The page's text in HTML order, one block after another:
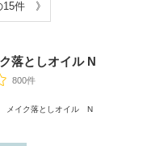
15件 》
落としオイル N
800件
イク落としオイル N